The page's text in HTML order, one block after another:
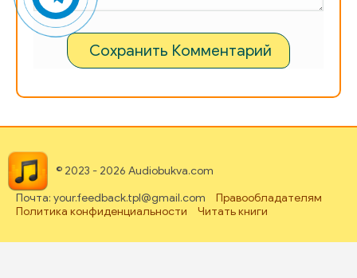
Сохранить Комментарий
© 2023 - 2026 Audiobukva.com
Почта: your.feedback.tpl@gmail.com
Правообладателям
Политика конфиденциальности
Читать книги